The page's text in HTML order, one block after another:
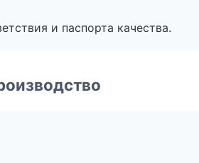
и паспорта качества.